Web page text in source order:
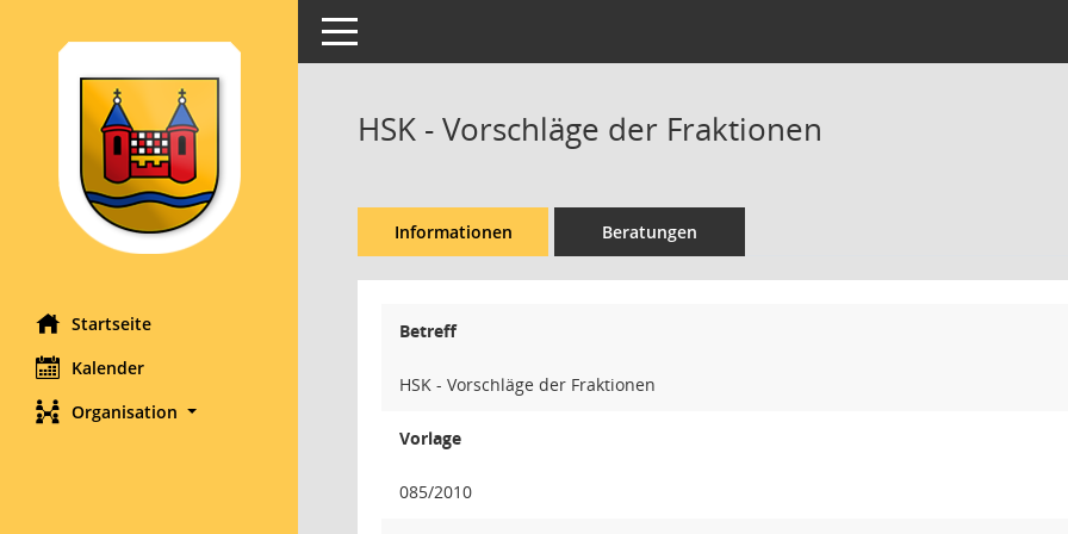
Startseite
Kalender
Organisation
Toggle navigation
HSK - Vorschläge der Fraktionen
Informationen Beratungen
Betreff
HSK - Vorschläge der Fraktionen
Vorlage
085/2010